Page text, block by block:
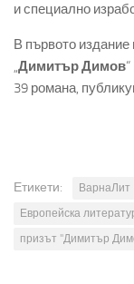
и специално
В първото издание
„Димитър Димов
39 романа,
Етикети: ВарнаЛит
Европейска
призът "Димитър